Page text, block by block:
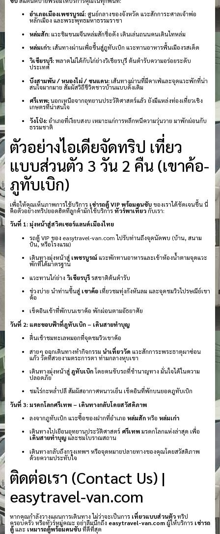
อำเภอเมืองเพชรบูรณ์: ศูนย์กลางของจังหวัด แวะสักการะศาลเจ้าพ่อ
หลักเมือง และพระพุทธมหาธรรมราชา
หล่มสัก:แวะชิมขนมจีนหล่มสักชื่อดัง เดินเล่นถนนคนเดินไทหล่ม
หล่มเก่า:เส้นทางผ่านเพื่อขึ้นสู่ภูทับเบิก แวะทานอาหารพื้นเมืองรสเด็ด
วิเชียรบุรี:พลาดไม่ได้กับไก่ย่างวิเชียรบุรี ต้นตำรับความอร่อยระดับ
ประเทศ
บึงสามพัน / หนองไผ่ / ชนแดน:เส้นทางผ่านที่มีคาเฟ่และจุดแวะพักที่น่า
สนใจมากมาย สัมผัสวิถีชีวิตชาวบ้านแบบดั้งเดิม
ศรีเทพ:นอกเหนือจากอุทยานประวัติศาสตร์แล้ว ยังมีแหล่งท่องเที่ยวเชิง
เกษตรที่น่าสนใจ
วังโป่ง:อำเภอที่เงียบสงบ เหมาะแก่การหลีกหนีความวุ่นวาย มาพักผ่อนกับ
ธรรมชาติ
ตัวอย่างไอเดียจัดทริป เที่ยว
แบบส่วนตัว 3 วัน 2 คืน (เขาค้อ-
ภูทับเบิก)
เพื่อให้คุณเห็นภาพการใช้บริการ เช่ารถตู้ VIP พร้อมคนขับ ของเราได้ชัดเจนขึ้น นี่
คือตัวอย่างทริปยอดฮิตที่ลูกค้ามักใช้บริการทัวร์พาเที่ยวกับเรา:
วันที่ 1: มุ่งหน้าสู่สวิตเซอร์แลนด์เมืองไทย
รถตู้ VIP ของ easytravel-van.com ไปรับท่านถึงจุดนัดพบ (บ้าน, สนาม
บิน, หรือโรงแรม)
เดินทางมุ่งหน้าสู่ เพชรบูรณ์แวะพักทานอาหารและเข้าห้องน้ำตามจุดแวะ
พักที่ได้มาตรฐาน
แวะทานไก่ย่าง วิเชียรบุรีรสชาติต้นตำรับ
ช่วงบ่าย นำท่านขึ้นสู่ เขาค้อเที่ยวชมทุ่งกังหันลม และจุดชมวิวไปรษณีย์เขา
ค้อ
เช็คอินเข้าที่พักบนเขาค้อ พักผ่อนตามอัธยาศัย
วันที่ 2: แตะขอบฟ้าที่ภูทับเบิก – เดินสายทำบุญ
ตื่นเช้าชมทะเลหมอกที่จุดชมวิวเขาค้อ
สายๆ ออกเดินทางทำกิจกรรม นำเที่ยววัด แวะสักการะพระธาตุผาซ่อน
แก้ว วัดที่สวยงามตระการตา ท่ามกลางหุบเขา
เดินทางมุ่งหน้าสู่ ภูทับเบิกโดยคนขับรถที่ชำนาญทาง มั่นใจได้ในความ
ปลอดภัย
ชมไร่กะหล่ำปลี สัมผัสอากาศหนาวเย็น เช็คอินที่พักบนยอดภูทับเบิก
วันที่ 3: มรดกโลกศรีเทพ – เดินทางกลับโดยสวัสดิภาพ
ลงจากภูทับเบิก แวะซื้อของฝากที่อำเภอ หล่มสักหรือ หล่มเก่า
เดินทางไปเยือนอุทยานประวัติศาสตร์ ศรีเทพมรดกโลกแห่งล่าสุด เพื่อ
เดินสายทำบุญและชมโบราณสถาน
เดินทางกลับถึงกรุงเทพฯ หรือจุดหมายปลายทางของคุณโดยสวัสดิภาพ
ด้วยความประทับใจ
ติดต่อเรา (Contact Us) |
easytravel-van.com
หากคุณกำลังวางแผนการเดินทาง ไม่ว่าจะเป็นการ เที่ยวแบบส่วนตัวทริป
ครอบครัว หรือทัวร์หมู่คณะ อย่าลืมนึกถึง easytravel-van.comผู้ให้บริการ เช่ารถ
ตู้และ เหมารถตู้พร้อมคนขับที่ดีที่สุด